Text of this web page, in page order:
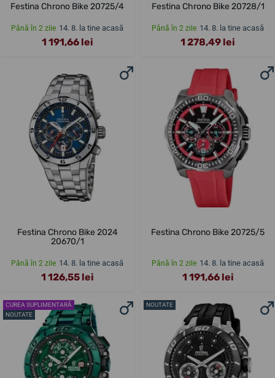
Festina Chrono Bike 20725/4
Până în 2 zile 14. 8. la tine acasă
1 191,66 lei
Festina Chrono Bike 20728/1
Până în 2 zile 14. 8. la tine acasă
1 278,49 lei
Festina Chrono Bike 2024
20670/1
Până în 2 zile 14. 8. la tine acasă
1 126,55 lei
Festina Chrono Bike 20725/5
Până în 2 zile 14. 8. la tine acasă
1 191,66 lei
CUREA SUPLIMENTARĂ
NOUTATE
NOUTATE